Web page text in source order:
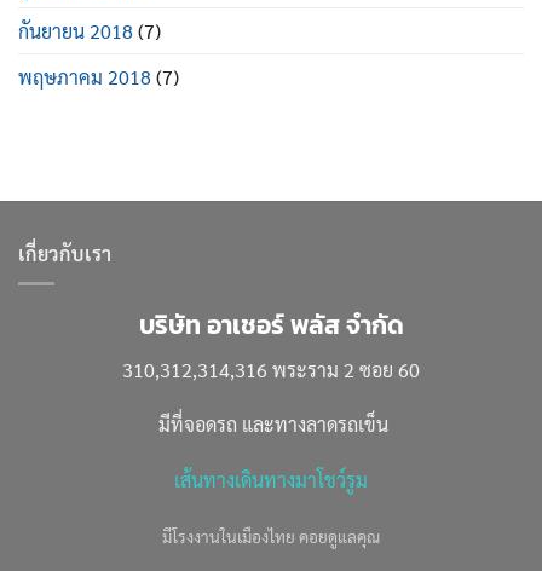
กันยายน 2018(7)
พฤษภาคม 2018(7)
เกี่ยวกับเรา
บริษัท อาเชอร์ พลัส จำกัด
310,312,314,316 พระราม 2 ซอย 60
มีที่จอดรถ และทางลาดรถเข็น
เส้นทางเดินทางมาโชว์รูม
มีโรงงานในเมืองไทย คอยดูแลคุณ